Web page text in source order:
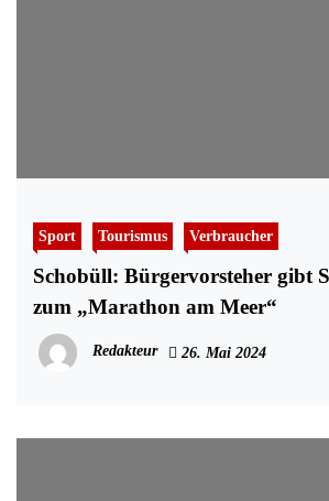
Sport Tourismus Verbraucher
Schobüll: Bürgervorsteher gibt
zum „Marathon am Meer“
Redakteur 26. Mai 2024